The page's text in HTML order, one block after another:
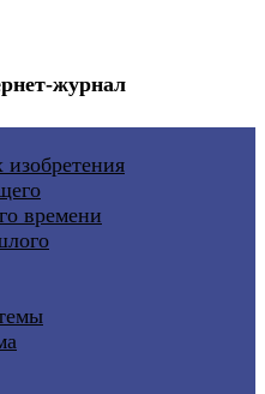
журнал
изобретения
времени